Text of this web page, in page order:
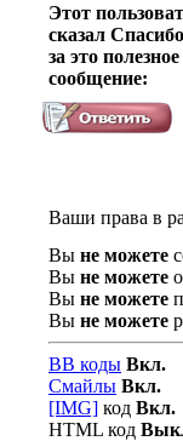
Этот
сказал
за это полезное
сообщение:
Ваши права в
Вы не можете
Вы не можете
Вы не можете
Вы не можете
BB коды Вкл.
Смайлы Вкл.
[IMG] код Вкл.
HTML код